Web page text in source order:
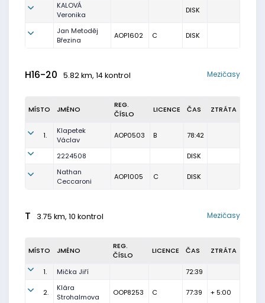
KALOVÁ
Veronika
DISK
Jan Metoděj
Březina
AOP1602 C DISK
H16-20 5.82 km, 14 kontrol Mezičasy
MÍSTO JMÉNO
REG.
ČÍSLO
LICENCE ČAS ZTRÁTA
1.
Klapetek
Václav
AOP0503 B 78:42
2224508
DISK
Nathan
Ceccaroni
AOP1005 C DISK
T 3.75 km, 10 kontrol Mezičasy
MÍSTO JMÉNO
REG.
ČÍSLO
LICENCE ČAS ZTRÁTA
1. Mička Jiří 72:39
2.
Klára
Strohalmova
OOP8253 C 77:39 + 5:00